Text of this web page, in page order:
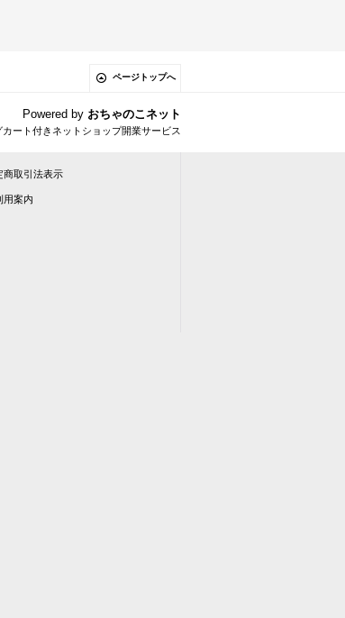
ページトップへ
Powered by おちゃのこネット
ート付きネットショップ開業サービス
商取引法表示
用案内